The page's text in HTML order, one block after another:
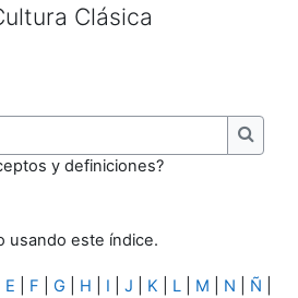
Clásica
Buscar
y definiciones?
usando este índice.
E F G H I J K L M N Ñ